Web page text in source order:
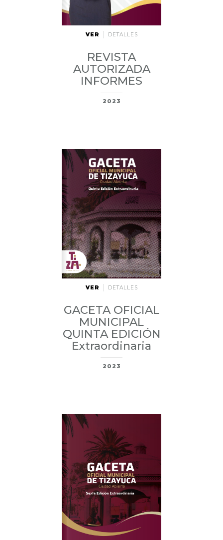
VER DETALLES
REVISTA
AUTORIZADA
INFORMES
2023
VER DETALLES
GACETA OFICIAL
MUNICIPAL
QUINTA EDICIÓN
Extraordinaria
2023